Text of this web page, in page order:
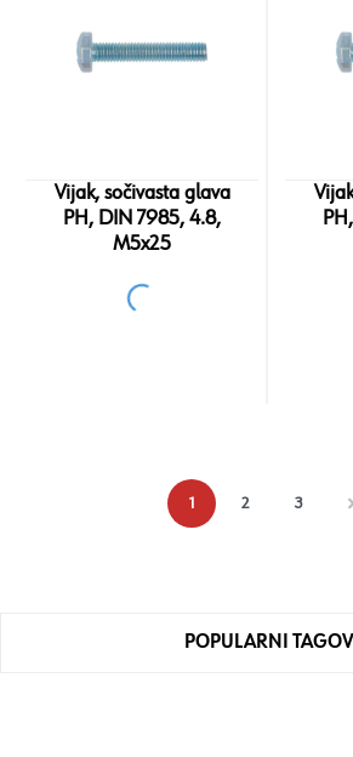
Vijak, sočivasta glava
PH, DIN 7985, 4.8,
M5x25
1 2 3
POPULARNI TAGOVI